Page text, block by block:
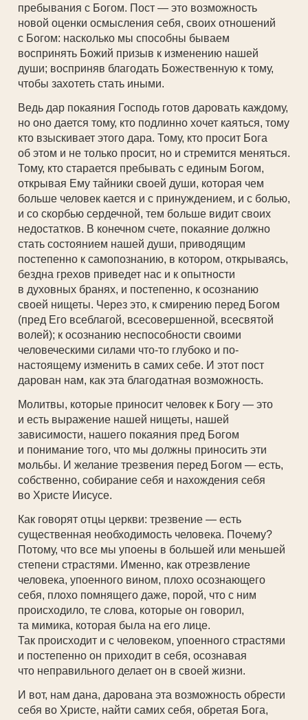
пребывания с Богом. Пост — это возможность
новой оценки осмысления себя, своих отношений
с Богом: насколько мы способны бываем
воспринять Божий призыв к изменению нашей
души; восприняв благодать Божественную к тому,
чтобы захотеть стать иными.
Ведь дар покаяния Господь готов даровать каждому,
но оно дается тому, кто подлинно хочет каяться, тому
кто взыскивает этого дара. Тому, кто просит Бога
об этом и не только просит, но и стремится меняться.
Тому, кто старается пребывать с единым Богом,
открывая Ему тайники своей души, которая чем
больше человек кается и с принуждением, и с болью,
и со скорбью сердечной, тем больше видит своих
недостатков. В конечном счете, покаяние должно
стать состоянием нашей души, приводящим
постепенно к самопознанию, в котором, открываясь,
бездна грехов приведет нас и к опытности
в духовных бранях, и постепенно, к осознанию
своей нищеты. Через это, к смирению перед Богом
(пред Его всеблагой, всесовершенной, всесвятой
волей); к осознанию неспособности своими
человеческими силами что-то глубоко и по-
настоящему изменить в самих себе. И этот пост
дарован нам, как эта благодатная возможность.
Молитвы, которые приносит человек к Богу — это
и есть выражение нашей нищеты, нашей
зависимости, нашего покаяния пред Богом
и понимание того, что мы должны приносить эти
мольбы. И желание трезвения перед Богом — есть,
собственно, собирание себя и нахождения себя
во Христе Иисусе.
Как говорят отцы церкви: трезвение — есть
существенная необходимость человека. Почему?
Потому, что все мы упоены в большей или меньшей
степени страстями. Именно, как отрезвление
человека, упоенного вином, плохо осознающего
себя, плохо помнящего даже, порой, что с ним
происходило, те слова, которые он говорил,
та мимика, которая была на его лице.
Так происходит и с человеком, упоенного страстями
и постепенно он приходит в себя, осознавая
что неправильного делает он в своей жизни.
И вот, нам дана, дарована эта возможность обрести
себя во Христе, найти самих себя, обретая Бога,